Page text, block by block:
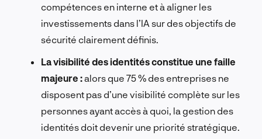
compétences en interne et à aligner les
investissements dans l’IA sur des objectifs de
sécurité clairement définis.
La visibilité des identités constitue une faille
majeure :alors que 75 % des entreprises ne
disposent pas d’une visibilité complète sur les
personnes ayant accès à quoi, la gestion des
identités doit devenir une priorité stratégique.